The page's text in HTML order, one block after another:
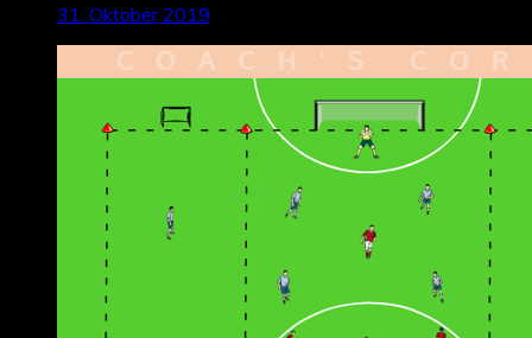
31. Oktober 2019